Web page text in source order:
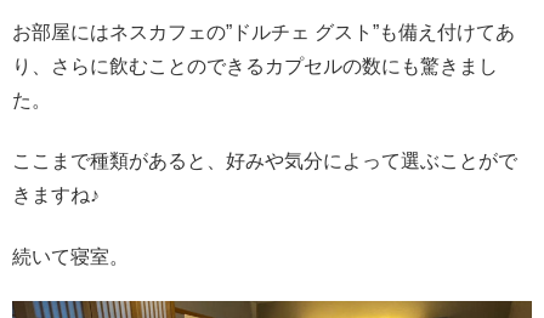
お部屋にはネスカフェの”ドルチェ グスト”も備え付けてあ
り、さらに飲むことのできるカプセルの数にも驚きまし
た。
ここまで種類があると、好みや気分によって選ぶことがで
きますね♪
続いて寝室。